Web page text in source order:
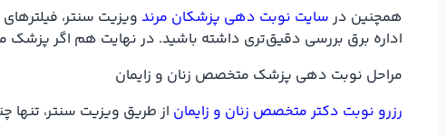
همچنین در سایت نوبت دهی پزشکان مرند ویزیت سنتر،
اداره برق بررسی دقیق‌تری داشته باشید. در نهایت هم اگر پزشک
مراحل نوبت دهی پزشک متخصص زنان و زایمان
رزرو نوبت دکتر متخصص زنان و زایمان از طریق ویزیت سنتر، تنها